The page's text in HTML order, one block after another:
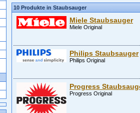
10 Produkte in Staubsauger
Miele Staubsauger
Miele Original
Philips Staubsauger
Philips Original
Progress
Progress Original